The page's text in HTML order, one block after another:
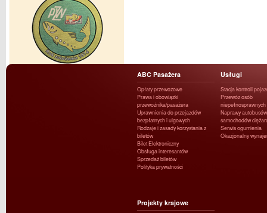
ABC Pasażera
Opłaty przewozowe
Prawa i obowiązki
przewoźnika/pasażera
Uprawnienia do przejazdów
bezpłatnych i ulgowych
Rodzaje i zasady korzystania z
biletów
Bilet Elektroniczny
Obsługa interesantów
Sprzedaż biletów
Polityka prywatności
Usługi
Stacja kontroli
Przewóz osób
niepełnosprawnych
Naprawy
samochodów
Serwis ogumienia
Okazjonalny
Projekty krajowe